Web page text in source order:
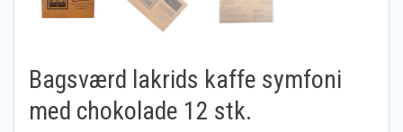
Bagsværd lakrids kaffe symfoni
med chokolade 12 stk.